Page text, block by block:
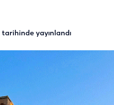
tarihinde yayınlandı